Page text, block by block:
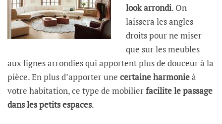
look arrondi. On
laissera les angles
droits pour ne miser
que sur les meubles
aux lignes arrondies qui apportent plus de douceur à la
pièce. En plus d’apporter une certaine harmonieà
votre habitation, ce type de mobilierfacilite le passage
dans les petits espaces.